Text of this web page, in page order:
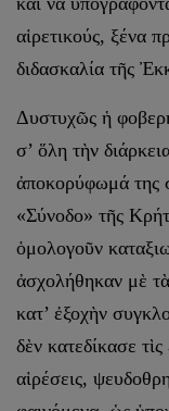
αἱρετικούς, ξένα
διδασκαλία τῆς
Δυστυχῶς ἡ
σ’ ὅλη τὴν
ἀποκορύφωμά της
«Σύνοδο» τῆς
ὁμολογοῦν
ἀσχολήθηκαν μὲ
κατ’ ἐξοχὴν
δὲν κατεδίκασε
αἱρέσεις,